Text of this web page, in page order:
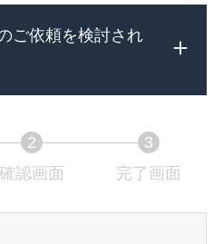
ご依頼を検討され
2
確認画面
3
完了画面